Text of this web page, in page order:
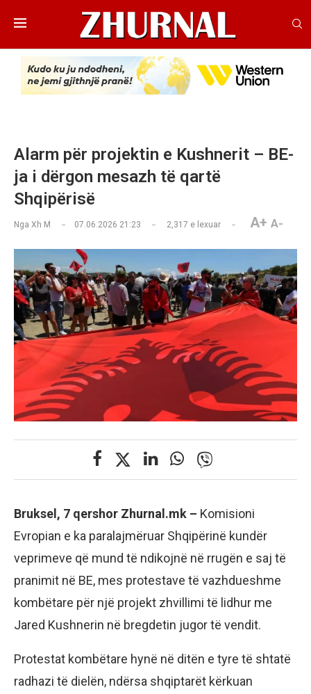
Alarm për projektin e Kushnerit – BE-
ja i dërgon mesazh të qartë
Shqipërisë
Nga Xh M 07.06.2026 21:23 2,317 e lexuar A+ A-
Bruksel, 7 qershor Zhurnal.mk – Komisioni
Evropian e ka paralajmëruar Shqipërinë kundër
veprimeve që mund të ndikojnë në rrugën e saj të
pranimit në BE, mes protestave të vazhdueshme
kombëtare për një projekt zhvillimi të lidhur me
Jared Kushnerin në bregdetin jugor të vendit.
Protestat kombëtare hynë në ditën e tyre të shtatë
radhazi të dielën, ndërsa shqiptarët kërkuan